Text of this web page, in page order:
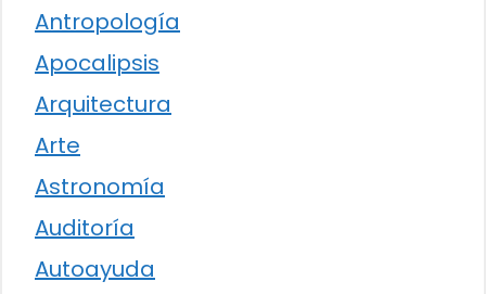
Antropología
Apocalipsis
Arquitectura
Arte
Astronomía
Auditoría
Autoayuda